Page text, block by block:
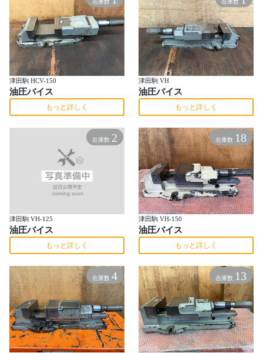
在庫数
津田駒 HCV-150
油圧バイス
もっと詳しく
在庫数
津田駒 VH
油圧バイス
もっと詳しく
在庫数 2
津田駒 VH-125
油圧バイス
もっと詳しく
在庫数 18
津田駒 VH-150
油圧バイス
もっと詳しく
在庫数 4 在庫数 13